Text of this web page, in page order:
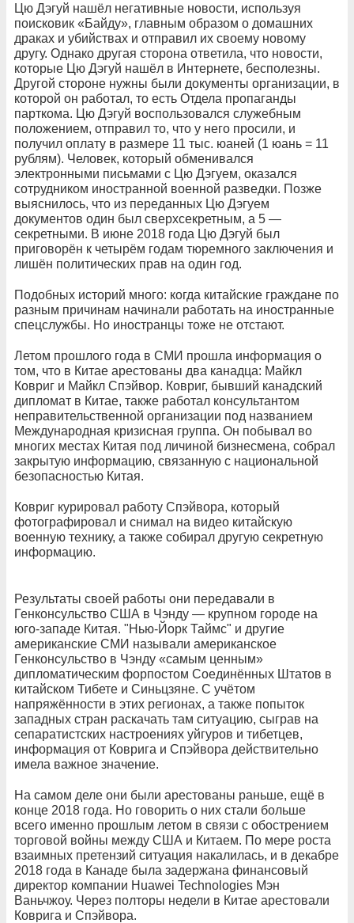
Цю Дэгуй нашёл негативные новости, используя
поисковик «Байду», главным образом о домашних
драках и убийствах и отправил их своему новому
другу. Однако другая сторона ответила, что новости,
которые Цю Дэгуй нашёл в Интернете, бесполезны.
Другой стороне нужны были документы организации, в
которой он работал, то есть Отдела пропаганды
парткома. Цю Дэгуй воспользовался служебным
положением, отправил то, что у него просили, и
получил оплату в размере 11 тыс. юаней (1 юань = 11
рублям). Человек, который обменивался
электронными письмами с Цю Дэгуем, оказался
сотрудником иностранной военной разведки. Позже
выяснилось, что из переданных Цю Дэгуем
документов один был сверхсекретным, а 5 —
секретными. В июне 2018 года Цю Дэгуй был
приговорён к четырём годам тюремного заключения и
лишён политических прав на один год.
Подобных историй много: когда китайские граждане по
разным причинам начинали работать на иностранные
спецслужбы. Но иностранцы тоже не отстают.
Летом прошлого года в СМИ прошла информация о
том, что в Китае арестованы два канадца: Майкл
Ковриг и Майкл Спэйвор. Ковриг, бывший канадский
дипломат в Китае, также работал консультантом
неправительственной организации под названием
Международная кризисная группа. Он побывал во
многих местах Китая под личиной бизнесмена, собрал
закрытую информацию, связанную с национальной
безопасностью Китая.
Ковриг курировал работу Спэйвора, который
фотографировал и снимал на видео китайскую
военную технику, а также собирал другую секретную
информацию.
Результаты своей работы они передавали в
Генконсульство США в Чэнду — крупном городе на
юго-западе Китая. "Нью-Йорк Таймс" и другие
американские СМИ называли американское
Генконсульство в Чэнду «самым ценным»
дипломатическим форпостом Соединённых Штатов в
китайском Тибете и Синьцзяне. С учётом
напряжённости в этих регионах, а также попыток
западных стран раскачать там ситуацию, сыграв на
сепаратистских настроениях уйгуров и тибетцев,
информация от Коврига и Спэйвора действительно
имела важное значение.
На самом деле они были арестованы раньше, ещё в
конце 2018 года. Но говорить о них стали больше
всего именно прошлым летом в связи с обострением
торговой войны между США и Китаем. По мере роста
взаимных претензий ситуация накалилась, и в декабре
2018 года в Канаде была задержана финансовый
директор компании Huawei Technologies Мэн
Ваньчжоу. Через полторы недели в Китае арестовали
Коврига и Спэйвора.